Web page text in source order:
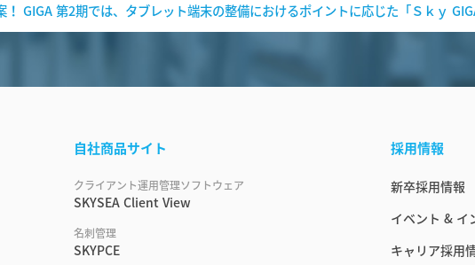
！ GIGA 第2期では、タブレット端末の整備におけるポイントに応じた「Ｓｋｙ
自社商品サイト
クライアント運用管理ソフトウェア
SKYSEA Client View
名刺管理
SKYPCE
採用情報
新卒採用情報
イベント & イ
キャリア採用